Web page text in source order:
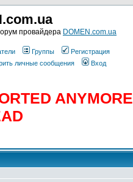
провайдера DOMEN.com.ua
Группы
Регистрация
личные сообщения Вход
ANYMORE